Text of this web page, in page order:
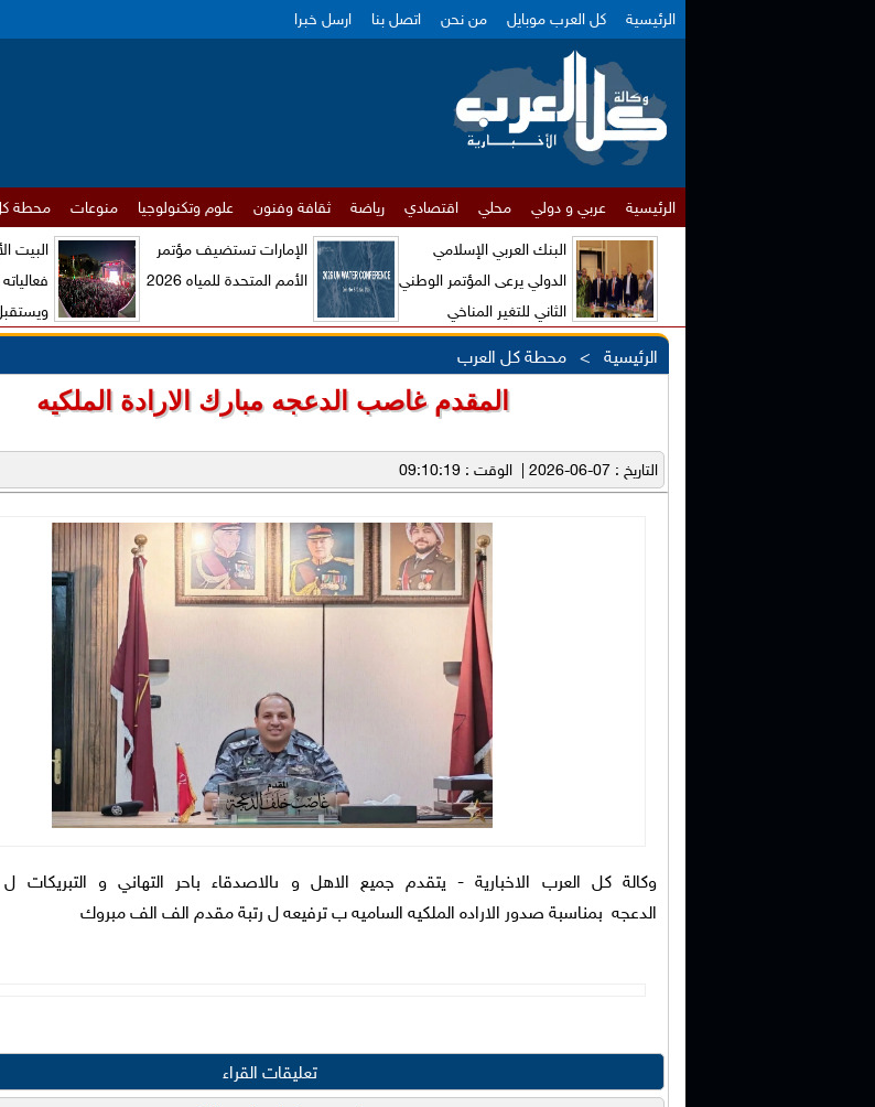
الرئيسية كل العرب موبايل من نحن اتصل بنا ارسل خبرا
الرئيسية عربي و دولي محلي اقتصادي رياضة ثقافة وفنون علوم وتكنولوجيا منوعات محطة
البنك العربي الإسلامي
الدولي يرعى المؤتمر الوطني
الثاني للتغير المناخي
الإمارات تستضيف مؤتمر
الأمم المتحدة للمياه 2026
البيت
الرئيسية > محطة كل العرب
المقدم غاصب الدعجه مبارك الارادة الملكيه
التاريخ : 07-06-2026 | الوقت : 09:10:19
وكالة كل العرب الاخبارية - يتقدم جميع الاهل و ىالاصدقاء باحر التهاني و
الدعجه بمناسبة صدور الاراده الملكيه الساميه ب ترفيعه ل رتبة مقدم الف الف مبروك
تعليقات القراء